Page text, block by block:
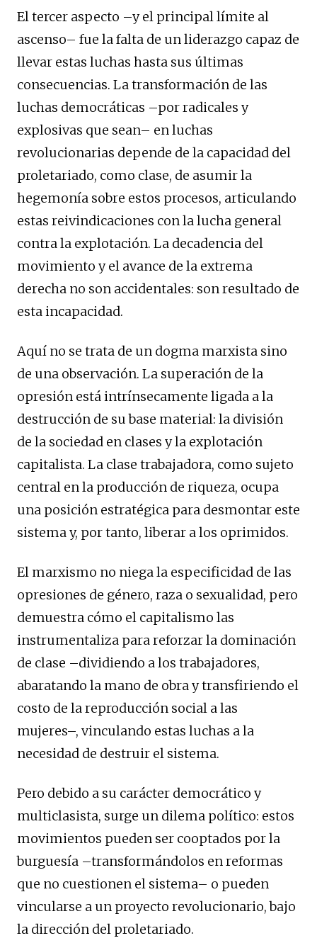
El tercer aspecto –y el principal límite al
ascenso– fue la falta de un liderazgo capaz de
llevar estas luchas hasta sus últimas
consecuencias. La transformación de las
luchas democráticas –por radicales y
explosivas que sean– en luchas
revolucionarias depende de la capacidad del
proletariado, como clase, de asumir la
hegemonía sobre estos procesos, articulando
estas reivindicaciones con la lucha general
contra la explotación. La decadencia del
movimiento y el avance de la extrema
derecha no son accidentales: son resultado de
esta incapacidad.
Aquí no se trata de un dogma marxista sino
de una observación. La superación de la
opresión está intrínsecamente ligada a la
destrucción de su base material: la división
de la sociedad en clases y la explotación
capitalista. La clase trabajadora, como sujeto
central en la producción de riqueza, ocupa
una posición estratégica para desmontar este
sistema y, por tanto, liberar a los oprimidos.
El marxismo no niega la especificidad de las
opresiones de género, raza o sexualidad, pero
demuestra cómo el capitalismo las
instrumentaliza para reforzar la dominación
de clase –dividiendo a los trabajadores,
abaratando la mano de obra y transfiriendo el
costo de la reproducción social a las
mujeres–, vinculando estas luchas a la
necesidad de destruir el sistema.
Pero debido a su carácter democrático y
multiclasista, surge un dilema político: estos
movimientos pueden ser cooptados por la
burguesía –transformándolos en reformas
que no cuestionen el sistema– o pueden
vincularse a un proyecto revolucionario, bajo
la dirección del proletariado.